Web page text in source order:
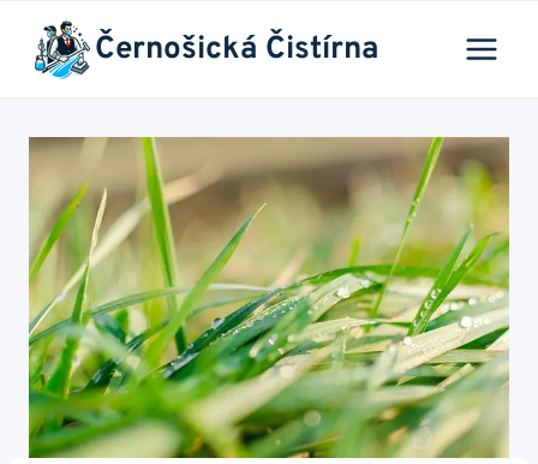
Přeskočit
obsah
Černošická Čistírna